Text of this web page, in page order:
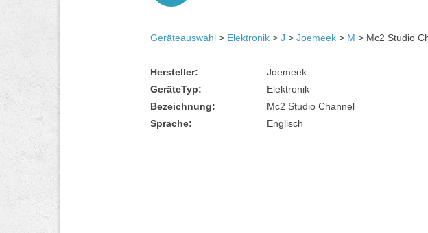
Geräteauswahl > Elektronik > J > Joemeek > M > Mc2 Studio
Hersteller:
Joemeek
GeräteTyp:
Elektronik
Bezeichnung:
Mc2 Studio Channel
Sprache:
Englisch